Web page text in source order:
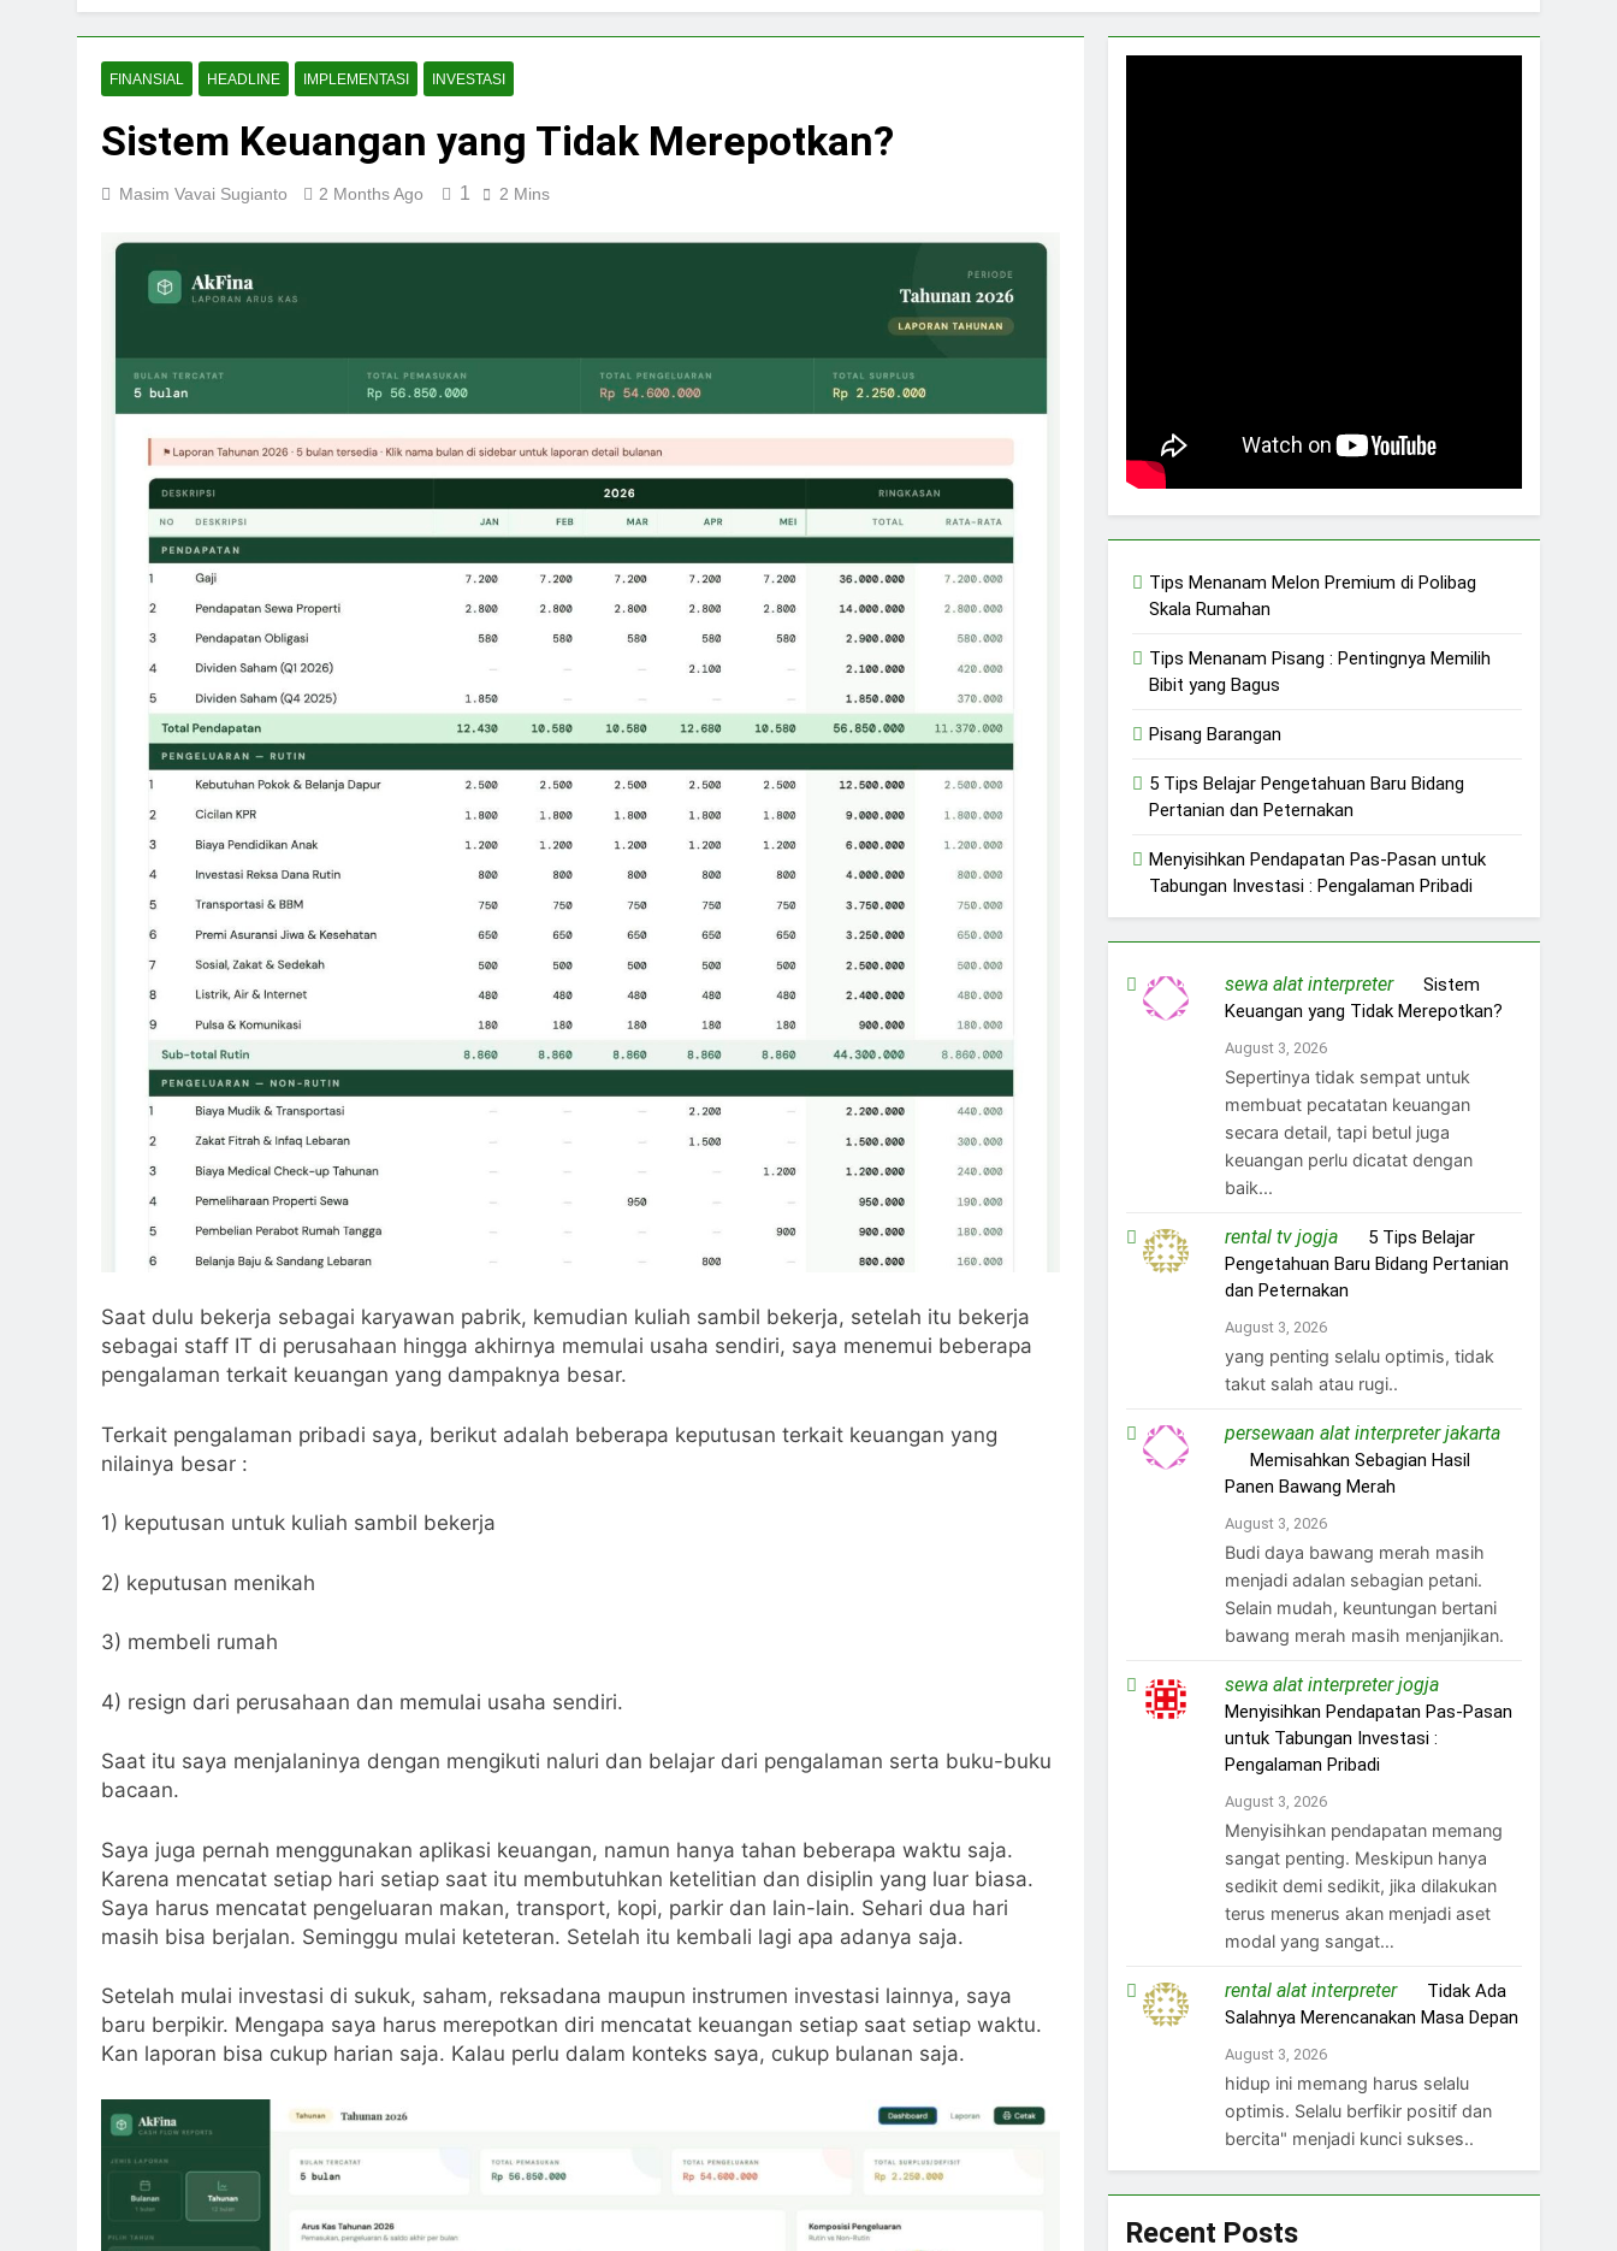
FINANSIAL HEADLINE IMPLEMENTASI INVESTASI
Sistem Keuangan yang Tidak Merepotkan?
Masim Vavai Sugianto 2 Months Ago 1 2 Mins
Saat dulu bekerja sebagai karyawan pabrik, kemudian kuliah sambil bekerja, setelah itu bekerja
sebagai staff IT di perusahaan hingga akhirnya memulai usaha sendiri, saya menemui beberapa
pengalaman terkait keuangan yang dampaknya besar.
Terkait pengalaman pribadi saya, berikut adalah beberapa keputusan terkait keuangan yang
nilainya besar :
1) keputusan untuk kuliah sambil bekerja
2) keputusan menikah
3) membeli rumah
4) resign dari perusahaan dan memulai usaha sendiri.
Saat itu saya menjalaninya dengan mengikuti naluri dan belajar dari pengalaman serta buku-buku
bacaan.
Saya juga pernah menggunakan aplikasi keuangan, namun hanya tahan beberapa waktu saja.
Karena mencatat setiap hari setiap saat itu membutuhkan ketelitian dan disiplin yang luar biasa.
Saya harus mencatat pengeluaran makan, transport, kopi, parkir dan lain-lain. Sehari dua hari
masih bisa berjalan. Seminggu mulai keteteran. Setelah itu kembali lagi apa adanya saja.
Setelah mulai investasi di sukuk, saham, reksadana maupun instrumen investasi lainnya, saya
baru berpikir. Mengapa saya harus merepotkan diri mencatat keuangan setiap saat setiap waktu.
Kan laporan bisa cukup harian saja. Kalau perlu dalam konteks saya, cukup bulanan saja.
Tips Menanam Melon Premium di Polibag
Skala Rumahan
Tips Menanam Pisang : Pentingnya Memilih
Bibit yang Bagus
Pisang Barangan
5 Tips Belajar Pengetahuan Baru Bidang
Pertanian dan Peternakan
Menyisihkan Pendapatan Pas-Pasan untuk
Tabungan Investasi : Pengalaman Pribadi
sewa alat interpreteron Sistem
Keuangan yang Tidak Merepotkan?
August 3, 2026
Sepertinya tidak sempat untuk
membuat pecatatan keuangan
secara detail, tapi betul juga
keuangan perlu dicatat dengan
baik...
rental tv jogjaon 5 Tips Belajar
Pengetahuan Baru Bidang Pertanian
dan Peternakan
August 3, 2026
yang penting selalu optimis, tidak
takut salah atau rugi..
persewaan alat interpreter jakarta
Memisahkan Sebagian Hasil
Panen Bawang Merah
August 3, 2026
Budi daya bawang merah masih
menjadi adalan sebagian petani.
Selain mudah, keuntungan bertani
bawang merah masih menjanjikan.
sewa alat interpreter jogjaon
Menyisihkan Pendapatan Pas-Pasan
untuk Tabungan Investasi :
Pengalaman Pribadi
August 3, 2026
Menyisihkan pendapatan memang
sangat penting. Meskipun hanya
sedikit demi sedikit, jika dilakukan
terus menerus akan menjadi aset
modal yang sangat…
rental alat interpreteron Tidak Ada
Salahnya Merencanakan Masa Depan
August 3, 2026
hidup ini memang harus selalu
optimis. Selalu berfikir positif dan
bercita" menjadi kunci sukses..
Recent Posts